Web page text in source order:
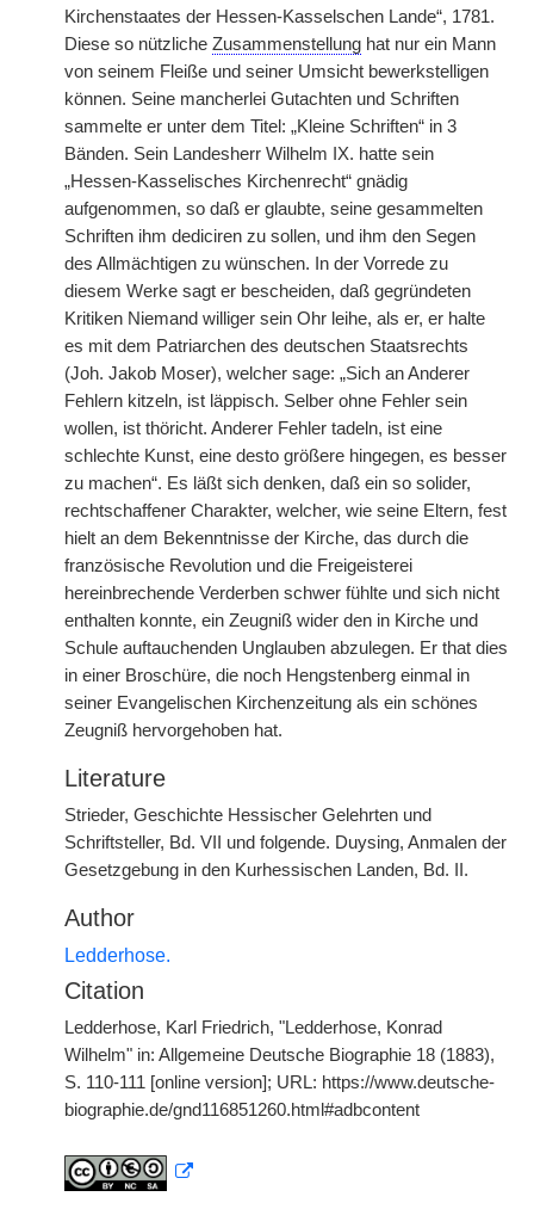
Kirchenstaates der Hessen-Kasselschen Lande“, 1781.
Diese so nützliche Zusammenstellung hat nur ein Mann
von seinem Fleiße und seiner Umsicht bewerkstelligen
können. Seine mancherlei Gutachten und Schriften
sammelte er unter dem Titel: „Kleine Schriften“ in 3
Bänden. Sein Landesherr Wilhelm IX. hatte sein
„Hessen-Kasselisches Kirchenrecht“ gnädig
aufgenommen, so daß er glaubte, seine gesammelten
Schriften ihm dediciren zu sollen, und ihm den Segen
des Allmächtigen zu wünschen. In der Vorrede zu
diesem Werke sagt er bescheiden, daß gegründeten
Kritiken Niemand williger sein Ohr leihe, als er, er halte
es mit dem Patriarchen des deutschen Staatsrechts
(Joh. Jakob Moser), welcher sage: „Sich an Anderer
Fehlern kitzeln, ist läppisch. Selber ohne Fehler sein
wollen, ist thöricht. Anderer Fehler tadeln, ist eine
schlechte Kunst, eine desto größere hingegen, es besser
zu machen“. Es läßt sich denken, daß ein so solider,
rechtschaffener Charakter, welcher, wie seine Eltern, fest
hielt an dem Bekenntnisse der Kirche, das durch die
französische Revolution und die Freigeisterei
hereinbrechende Verderben schwer fühlte und sich nicht
enthalten konnte, ein Zeugniß wider den in Kirche und
Schule auftauchenden Unglauben abzulegen. Er that dies
in einer Broschüre, die noch Hengstenberg einmal in
seiner Evangelischen Kirchenzeitung als ein schönes
Zeugniß hervorgehoben hat.
Literature
Strieder, Geschichte Hessischer Gelehrten und
Schriftsteller, Bd. VII und folgende. Duysing, Anmalen der
Gesetzgebung in den Kurhessischen Landen, Bd. II.
Author
Ledderhose.
Citation
Ledderhose, Karl Friedrich, "Ledderhose, Konrad
Wilhelm" in: Allgemeine Deutsche Biographie 18 (1883),
S. 110-111 [online version]; URL: https://www.deutsche-
biographie.de/gnd116851260.html#adbcontent